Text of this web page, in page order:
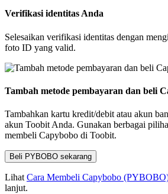
Verifikasi identitas Anda
Selesaikan verifikasi identitas dengan
foto ID yang valid.
Tambah metode pembayaran dan beli
Tambahkan kartu kredit/debit atau akun
akun Toobit Anda. Gunakan berbagai
membeli Capybobo di Toobit.
Beli PYBOBO sekarang
Lihat Cara Membeli Capybobo
lanjut.